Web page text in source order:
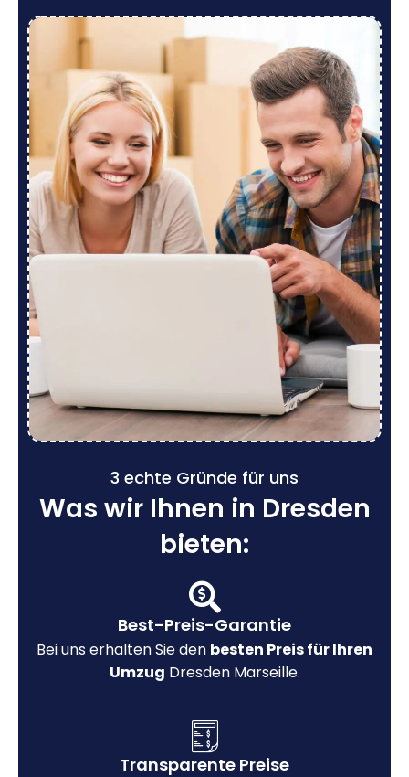
3 echte Gründe für uns
Was wir Ihnen in Dresden
bieten:
Best-Preis-Garantie
Bei uns erhalten Sie den besten Preis für Ihren
Umzug Dresden Marseille.
Transparente Preise